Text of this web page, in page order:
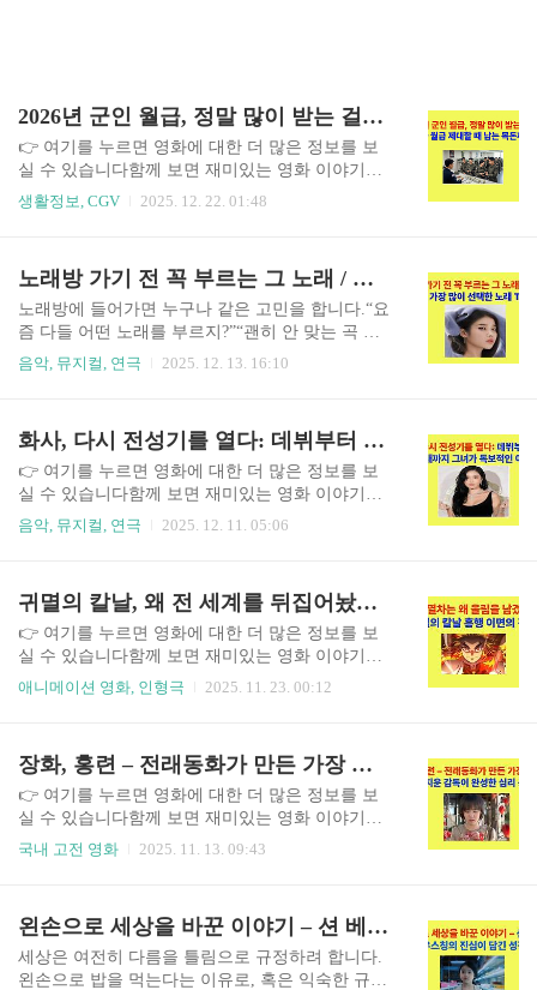
2026년 군인 월급, 정말 많이 받는 걸까? 병사 월급부터 제대할 때 남는 목돈까지 현실적으로 정리했습니다
👉 여기를 누르면 영화에 대한 더 많은 정보를 보
실 수 있습니다함께 보면 재미있는 영화 이야기넷
플릭스 영화 추천부터 한국 영화 리뷰, 숨겨진 명작
자연스럽게 이런 생각이 듭니다.“요즘 군인 월급이
많이 올랐다는데, 실제로 얼마나 받는 걸까?”“군대
다녀오면 사회 나올 때 도움이 되기는 할까?”과거
의 기억으로 떠올리면군대는 고생만 하고, 제대하
면 다시 처음부터 시작해야 하는 곳이었습니다.하
라✔ 실제 제도 기준으로✔ 부모 세대도 이해하기
쉽게2026년 군인 월급..
생활정보, CGV 2025. 12. 22. 01:48
노래방 가기 전 꼭 부르는 그 노래 / 올해 사람들이 가장 많이 선택한 노래 TOP10
노래방에 들어가면 누구나 같은 고민을 합니다.“요
즘 다들 어떤 노래를 부르지?”“괜히 안 맞는 곡 골
랐다가 분위기 망치면 어쩌지?”그래서 준비했습니
기준으로 정리한 리스트입니다.혼자 가도 좋고, 회
식 자리에서도 실패 없는 선곡을 원하신다면이 글
하나면 충분합니다.👉 여기를 누르면 영화에 대한
더 많은 정보를 보실 수 있습니다함께 보면 재미있
는 영화 이야기넷플릭스 영화 추천부터 한국 영화
다.🎤 올해 노래방 인기곡 TOP10 한눈에 보기순위
가수노래 제목특징1위우..
음악, 뮤지컬, 연극 2025. 12. 13. 16:10
화사, 다시 전성기를 열다: 데뷔부터 솔로 시대까지 그녀가 독보적인 이유
👉 여기를 누르면 영화에 대한 더 많은 정보를 보
실 수 있습니다함께 보면 재미있는 영화 이야기넷
플릭스 영화 추천부터 한국 영화 리뷰, 숨겨진 명작
OP 세대에서 가장 독보적인 색을 가진 아티스트 중
한 명입니다. 특히 최근 숏폼 플랫폼을 중심으로 화
사의 무대 영상과 짧은 클립이 다시 급속도로 확산
되면서, 그녀의 전성기가 현재진행형이라는 평가
가 이어지고 있습니다. 단순히 인기가 다시 올라간
시대의 대중성과 연결되고 있습니다. 이번 글에서
는 화사의 데뷔 과정, 결정..
음악, 뮤지컬, 연극 2025. 12. 11. 05:06
귀멸의 칼날, 왜 전 세계를 뒤집어놨나? 무한열차가 깨어났다
👉 여기를 누르면 영화에 대한 더 많은 정보를 보
실 수 있습니다함께 보면 재미있는 영화 이야기넷
플릭스 영화 추천부터 한국 영화 리뷰, 숨겨진 명작
다. 그러나 〈귀멸의 칼날: 무한열차 편〉은 그런
상식을 넘어서며 일본은 물론 한국, 아시아권, 유
럽, 미국까지 확산된 거대한 흥행 현상을 만들었습
니다. 이 작품은 단순한 애니메이션이 아니라 시대
적 흐름을 바꾼 콘텐츠로 평가되며, 관객들은 작품
작품이 되었는지, 그리고 그 안에 담긴 의미는 무엇
인지 전지적 시점에서 자세히 살..
애니메이션 영화, 인형극 2025. 11. 23. 00:12
장화, 홍련 – 전래동화가 만든 가장 잔혹한 현실, 김지운 감독이 완성한 심리 공포 명작
👉 여기를 누르면 영화에 대한 더 많은 정보를 보
실 수 있습니다함께 보면 재미있는 영화 이야기넷
플릭스 영화 추천부터 한국 영화 리뷰, 숨겨진 명작
부터 ‘착한 자매와 악한 계모’의 이야기로 알려져
왔다. 하지만 김지운 감독의 영화 〈장화, 홍련〉은
그 익숙한 줄거리를 완전히 뒤집는다. 그는 단순한
국내 고전 영화 2025. 11. 13. 09:43
왼손으로 세상을 바꾼 이야기 – 션 베이커 & 쩌우스칭의 진심이 담긴 성장영화
세상은 여전히 다름을 틀림으로 규정하려 합니다.
왼손으로 밥을 먹는다는 이유로, 혹은 익숙한 규칙